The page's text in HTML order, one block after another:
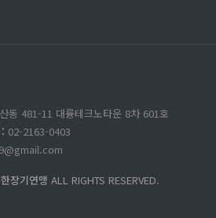
동 481-11 대륭테크노타운 8차 601호
02-2163-0403
장기연맹 ALL RIGHTS RESERVED.